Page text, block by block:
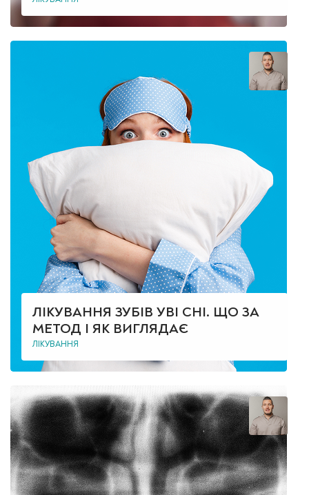
ЛІКУВАННЯ ЗУБІВ УВІ СНІ. ЩО ЗА
МЕТОД І ЯК ВИГЛЯДАЄ
ЛІКУВАННЯ